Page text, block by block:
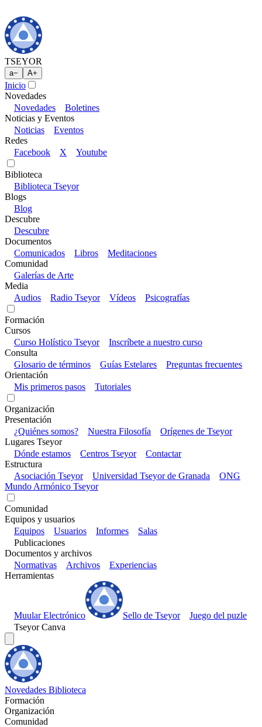
TSEYOR
a− A+
Inicio
Novedades
Novedades
Boletines
Noticias y Eventos
Noticias
Eventos
Redes
Facebook
X Youtube
Biblioteca
Biblioteca Tseyor
Blogs
Blog
Descubre
Descubre
Documentos
Comunicados
Libros
Meditaciones
Comunidad
Galerías de Arte
Media
Audios
Radio Tseyor Vídeos Psicografías
Formación
Cursos
Curso Holístico Tseyor
Inscríbete a nuestro curso
Consulta
Glosario de términos
Guías Estelares
Preguntas frecuentes
Orientación
Mis primeros pasos
Tutoriales
Organización
Presentación
¿Quiénes somos?
Nuestra Filosofía
Orígenes de Tseyor
Lugares Tseyor
Dónde estamos
Centros Tseyor
Contactar
Estructura
Asociación Tseyor
Universidad Tseyor de Granada
ONG
Mundo Armónico Tseyor
Comunidad
Equipos y usuarios
Equipos
Usuarios Informes
Salas
Publicaciones
Documentos y archivos
Normativas
Archivos
Experiencias
Herramientas
Muular Electrónico Sello de Tseyor
Juego del puzle
Tseyor Canva
Novedades Biblioteca
Formación
Organización
Comunidad